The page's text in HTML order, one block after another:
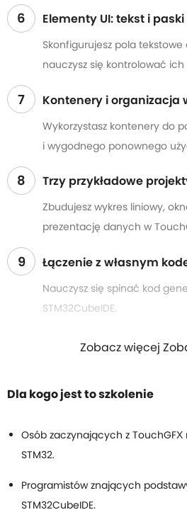
6 Elementy UI: tekst i paski
Skonfigurujesz pola
nauczysz się kontrolować
7 Kontenery i organizacja
Wykorzystasz kontenery do
i wygodnego ponownego
8 Trzy przykładowe
Zbudujesz wykres liniowy,
prezentację danych w
9 Łączenie z własnym
Nauczysz się spinać kod
STM32CubeIDE.
Zobacz więcej
Dla kogo jest to szkolenie
Osób zaczynających z
STM32.
Programistów znających
STM32CubeIDE.